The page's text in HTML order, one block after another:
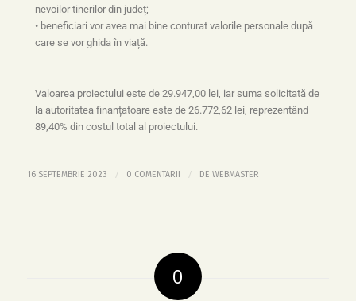
nevoilor tinerilor din județ;
• beneficiari vor avea mai bine conturat valorile personale după
care se vor ghida în viață.
Valoarea proiectului este de 29.947,00 lei, iar suma solicitată de
la autoritatea finanțatoare este de 26.772,62 lei, reprezentând
89,40% din costul total al proiectului.
16 SEPTEMBRIE 2023 / 0 COMENTARII / DE WEBMASTER
0